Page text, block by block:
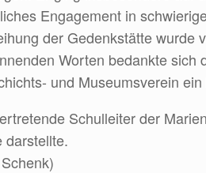
Engagement in
der Gedenkstätte wurde
Worten bedankte
und Museumsverein
Schulleiter der
darstellte.